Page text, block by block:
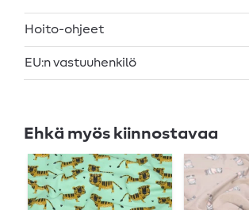
Hoito-ohjeet
EU:n vastuuhenkilö
Ehkä myös kiinnostavaa